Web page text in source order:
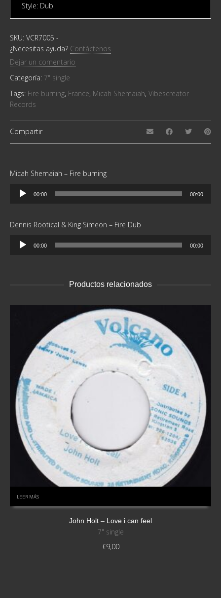
Style: Dub
SKU: VCR7005 -
¿Necesitas ayuda? Contáctenos
Dejar un comentario
Categoría: 7" single
Tags: Fire burning, France, Micah Shemaiah, Vibescreator
Records
Compartir
Micah Shemaiah – Fire burning
Reproductor
00:00 00:00
Dennis Rootical & King Simeon – Fire Dub
Reproductor
00:00 00:00
Productos relacionados
LEER MÁS
John Holt – Love i can feel
7" single
€9,00